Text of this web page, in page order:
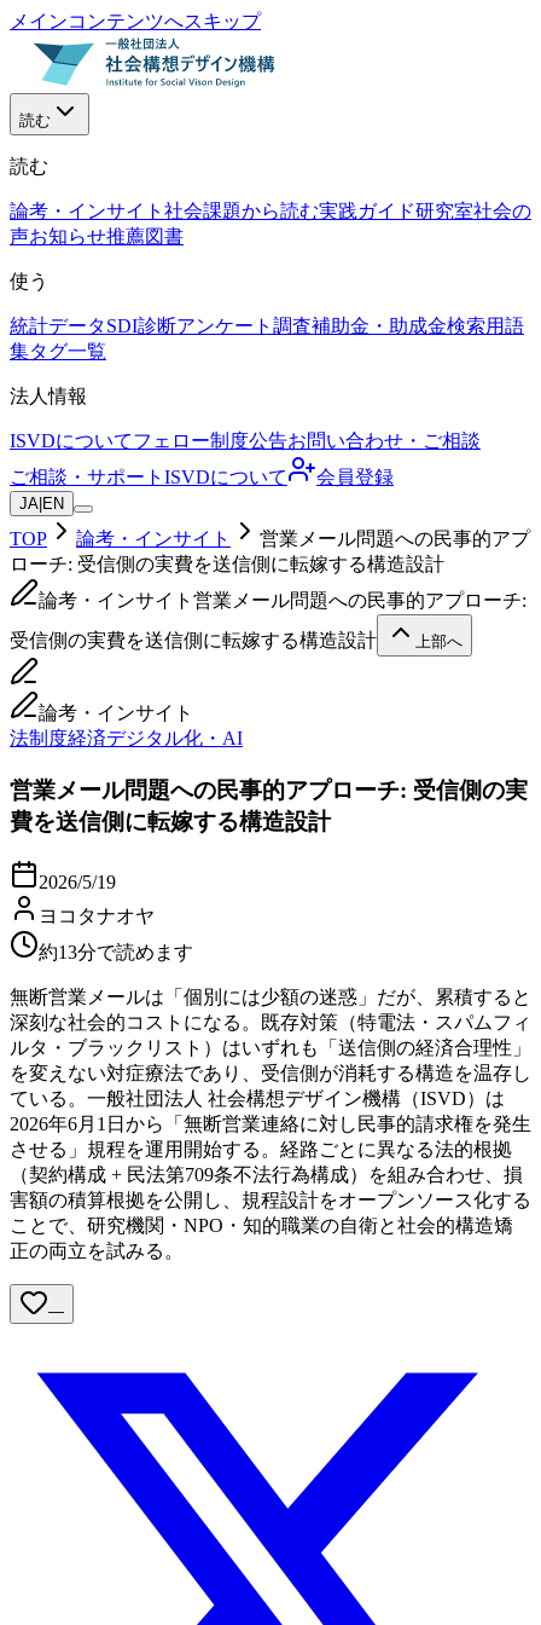
メインコンテンツへスキップ
読む
読む
論考・インサイト 社会課題から読む実践ガイド研究室社会の
声お知らせ推薦図書
使う
統計データSDI診断アンケート調査補助金・助成金検索用語
集タグ一覧
法人情報
ISVDについてフェロー制度公告お問い合わせ・ご相談
ご相談・サポート ISVDについて 会員登録
JA EN
TOP 論考・インサイト
営業メール問題への民事的アプ
ローチ: 受信側の実費を送信側に転嫁する構造設計
論考・インサイト 営業メール問題への民事的アプローチ:
受信側の実費を送信側に転嫁する構造設計
上部へ
論考・インサイト
法制度経済デジタル化・AI
営業メール問題への民事的アプローチ: 受信側の実
費を送信側に転嫁する構造設計
2026/5/19
ヨコタナオヤ
約13分で読めます
無断営業メールは「個別には少額の迷惑」だが、累積すると
深刻な社会的コストになる。既存対策（特電法・スパムフィ
ルタ・ブラックリスト）はいずれも「送信側の経済合理性」
を変えない対症療法であり、受信側が消耗する構造を温存し
ている。一般社団法人 社会構想デザイン機構（ISVD）は
2026年6月1日から「無断営業連絡に対し民事的請求権を発生
させる」規程を運用開始する。経路ごとに異なる法的根拠
（契約構成 + 民法第709条不法行為構成）を組み合わせ、損
害額の積算根拠を公開し、規程設計をオープンソース化する
ことで、研究機関・NPO・知的職業の自衛と社会的構造矯
正の両立を試みる。
—